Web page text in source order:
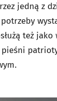
jedną z
też jako